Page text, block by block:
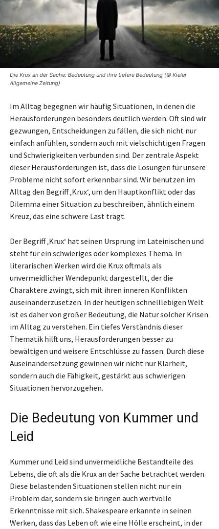
Die Krux an der Sache: Bedeutung und ihre tiefere Bedeutung (© Kieler
Allgemeine Zeitung)
Im Alltag begegnen wir häufig Situationen, in denen die
Herausforderungen besonders deutlich werden. Oft sind wir
gezwungen, Entscheidungen zu fällen, die sich nicht nur
einfach anfühlen, sondern auch mit vielschichtigen Fragen
und Schwierigkeiten verbunden sind. Der zentrale Aspekt
dieser Herausforderungen ist, dass die Lösungen für unsere
Probleme nicht sofort erkennbar sind. Wir benutzen im
Alltag den Begriff ‚Krux‘, um den Hauptkonflikt oder das
Dilemma einer Situation zu beschreiben, ähnlich einem
Kreuz, das eine schwere Last trägt.
Der Begriff ‚Krux‘ hat seinen Ursprung im Lateinischen und
steht für ein schwieriges oder komplexes Thema. In
literarischen Werken wird die Krux oftmals als
unvermeidlicher Wendepunkt dargestellt, der die
Charaktere zwingt, sich mit ihren inneren Konflikten
auseinanderzusetzen. In der heutigen schnelllebigen Welt
ist es daher von großer Bedeutung, die Natur solcher Krisen
im Alltag zu verstehen. Ein tiefes Verständnis dieser
Thematik hilft uns, Herausforderungen besser zu
bewältigen und weisere Entschlüsse zu fassen. Durch diese
Auseinandersetzung gewinnen wir nicht nur Klarheit,
sondern auch die Fähigkeit, gestärkt aus schwierigen
Situationen hervorzugehen.
Die Bedeutung von Kummer und
Leid
Kummer und Leid sind unvermeidliche Bestandteile des
Lebens, die oft als die Krux an der Sache betrachtet werden.
Diese belastenden Situationen stellen nicht nur ein
Problem dar, sondern sie bringen auch wertvolle
Erkenntnisse mit sich. Shakespeare erkannte in seinen
Werken, dass das Leben oft wie eine Hölle erscheint, in der